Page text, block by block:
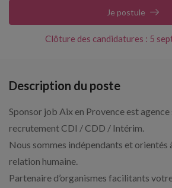
Clôture des candidatures : 5
Je postule
Description du poste
Sponsor job Aix en Provence est
recrutement CDI / CDD / Intérim.
Nous sommes indépendants et orientés
relation humaine.
Partenaire d’organismes facilitants